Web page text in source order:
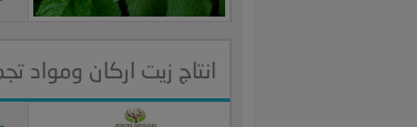
انتاج زيت اركان ومواد